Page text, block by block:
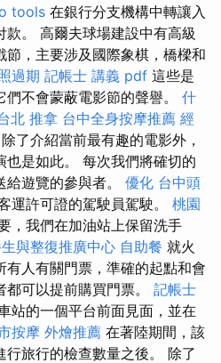
tools 在銀行分支機構中轉讓入
。 高爾夫球場建設中有高級
，主要涉及國際象棋，橋樑和
過期 記帳士 講義 pdf 這些是
不會蒙蔽電影節的聲譽。 什
北 推拿 台中全身按摩推薦 經
除了介紹當前最有趣的電影外，
是如此。 每次我們將確切的
遊覽的參與者。 優化 台中頭
運許可證的駕駛員駕駛。 桃園
，我們在加油站上保留洗手
與整復推廣中心 自助餐 就火
人有關門票，準確的起點和會
可以提前購買門票。 記帳士
站的一個平台前面見面，並在
按摩 外燴推薦 在著陸期間，該
旅行的檢查數量之後。 除了